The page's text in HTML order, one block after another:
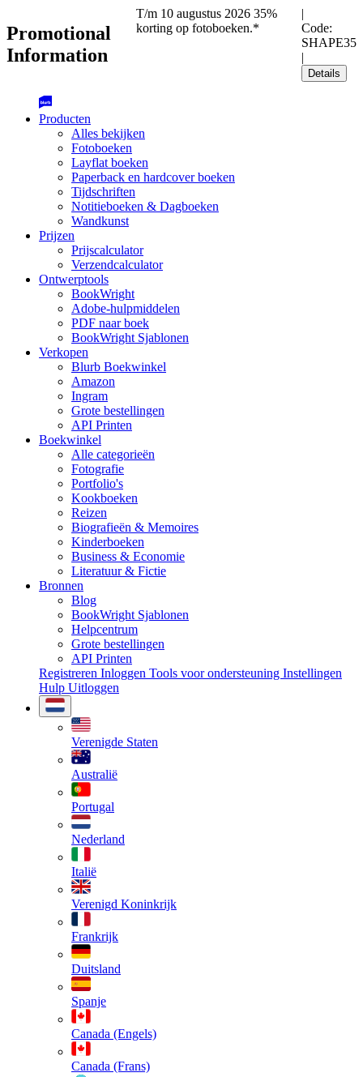
Promotional
Information
T/m 10 augustus 2026 35%
korting op fotoboeken.*
|
Code:
SHAPE35
|
Details
Producten
Alles bekijken
Fotoboeken
Layflat boeken
Paperback en hardcover boeken
Tijdschriften
Notitieboeken & Dagboeken
Wandkunst
Prijzen
Prijscalculator
Verzendcalculator
Ontwerptools
BookWright
Adobe-hulpmiddelen
PDF naar boek
BookWright Sjablonen
Verkopen
Blurb Boekwinkel
Amazon
Ingram
Grote bestellingen
API Printen
Boekwinkel
Alle categorieën
Fotografie
Portfolio's
Kookboeken
Reizen
Biografieën & Memoires
Kinderboeken
Business & Economie
Literatuur & Fictie
Bronnen
Blog
BookWright Sjablonen
Helpcentrum
Grote bestellingen
API Printen
Registreren Inloggen Tools voor ondersteuning Instellingen
Hulp Uitloggen
Verenigde Staten
Australië
Portugal
Nederland
Italië
Verenigd Koninkrijk
Frankrijk
Duitsland
Spanje
Canada (Engels)
Canada (Frans)